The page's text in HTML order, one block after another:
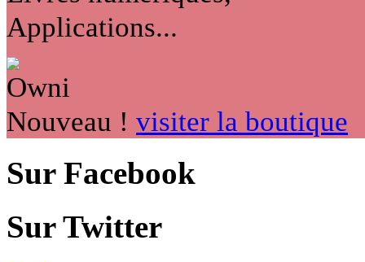
Applications...
Nouveau ! visiter la boutique
Sur Facebook
Sur Twitter